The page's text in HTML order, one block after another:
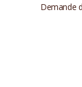
Demande